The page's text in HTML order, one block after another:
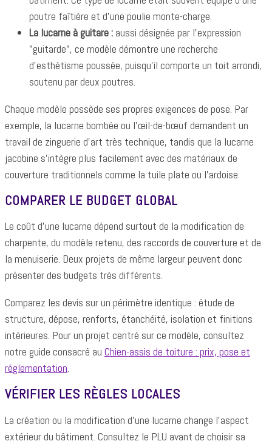
poutre faîtière et d'une poulie monte-charge.
La lucarne à guitare : aussi désignée par l'expression
"guitarde", ce modèle démontre une recherche
d'esthétisme poussée, puisqu'il comporte un toit arrondi,
soutenu par deux poutres.
Chaque modèle possède ses propres exigences de pose. Par
exemple, la lucarne bombée ou l'œil-de-bœuf demandent un
travail de zinguerie d'art très technique, tandis que la lucarne
jacobine s'intègre plus facilement avec des matériaux de
couverture traditionnels comme la tuile plate ou l'ardoise.
COMPARER LE BUDGET GLOBAL
Le coût d’une lucarne dépend surtout de la modification de
charpente, du modèle retenu, des raccords de couverture et de
la menuiserie. Deux projets de même largeur peuvent donc
présenter des budgets très différents.
Comparez les devis sur un périmètre identique : étude de
structure, dépose, renforts, étanchéité, isolation et finitions
intérieures. Pour un projet centré sur ce modèle, consultez
notre guide consacré au Chien-assis de toiture : prix, pose et
réglementation.
VÉRIFIER LES RÈGLES LOCALES
La création ou la modification d’une lucarne change l’aspect
extérieur du bâtiment. Consultez le PLU avant de choisir sa